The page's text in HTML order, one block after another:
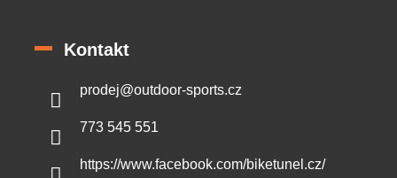
Kontakt
prodej@outdoor-sports.cz
773 545 551
https://www.facebook.com/biketunel.cz/